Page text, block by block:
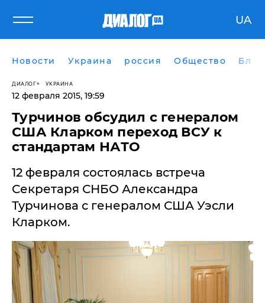
UA
Новости Украина россия Общество
ДИАЛОГ УКРАИНА
12 февраля 2015, 19:59
Турчинов обсудил с генералом
США Кларком переход ВСУ к
стандартам НАТО
12 февраля состоялась встреча
Секретаря СНБО Александра
Турчинова с генералом США Уэсли
Кларком.